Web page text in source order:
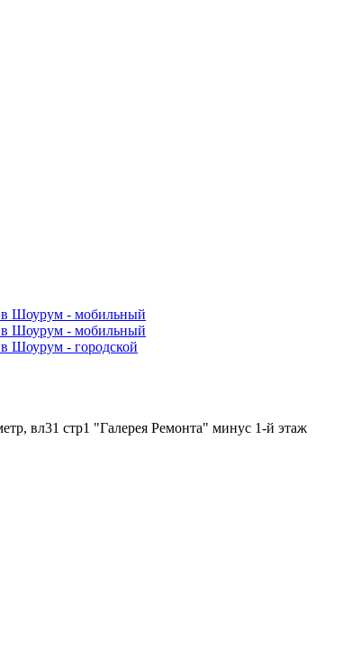
в Шоурум - мобильный
в Шоурум - мобильный
Шоурум - городской
вл31 стр1 "Галерея Ремонта" минус 1-й этаж